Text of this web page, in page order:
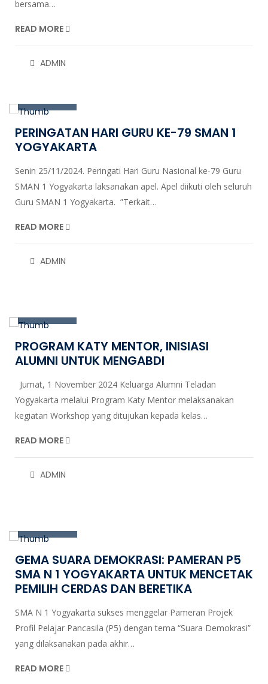
bersama…
READ MORE
ADMIN
25
PERINGATAN HARI GURU KE-79 SMAN 1
YOGYAKARTA
Senin 25/11/2024. Peringati Hari Guru Nasional ke-79 Guru
SMAN 1 Yogyakarta laksanakan apel. Apel diikuti oleh seluruh
Guru SMAN 1 Yogyakarta. ”Terkait…
READ MORE
ADMIN
PROGRAM KATY MENTOR, INISIASI
ALUMNI UNTUK MENGABDI
Jumat, 1 November 2024 Keluarga Alumni Teladan
Yogyakarta melalui Program Katy Mentor melaksanakan
kegiatan Workshop yang ditujukan kepada kelas…
READ MORE
ADMIN
GEMA SUARA DEMOKRASI: PAMERAN P5
SMA N 1 YOGYAKARTA UNTUK MENCETAK
PEMILIH CERDAS DAN BERETIKA
SMA N 1 Yogyakarta sukses menggelar Pameran Projek
Profil Pelajar Pancasila (P5) dengan tema “Suara Demokrasi”
yang dilaksanakan pada akhir…
READ MORE